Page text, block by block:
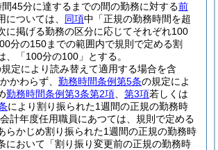
45分に達するまでの間の勤務に対する前
については、 同項中「正規の勤務時間を超
に掲げる勤務の区分に応じてそれぞれ100
分の150までの範囲内で規則で定める割
、「100分の100」とする。
定により読み替えて適用する場合を含
かわらず、 勤務時間条例第5条の規定によ
勤務時間条例第3条第2項 第3項若しくは
により割り振られた1週間の正規の勤務時
計年度任用職員にあつては、規則で定める
らかじめ割り振られた1週間の正規の勤務時
において「割り振り変更前の正規の勤務時